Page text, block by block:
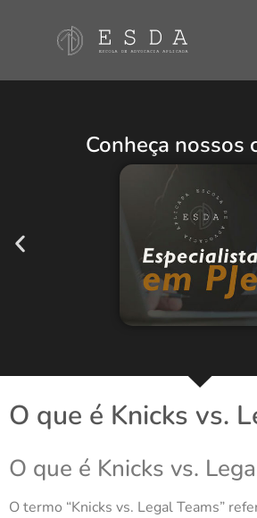
Conheça nossos
O que é Knicks vs.
O que é Knicks vs.
O termo “Knicks vs. Legal Teams”